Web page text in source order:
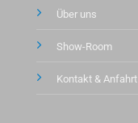
Über uns
Show-Room
Kontakt & Anfahrt